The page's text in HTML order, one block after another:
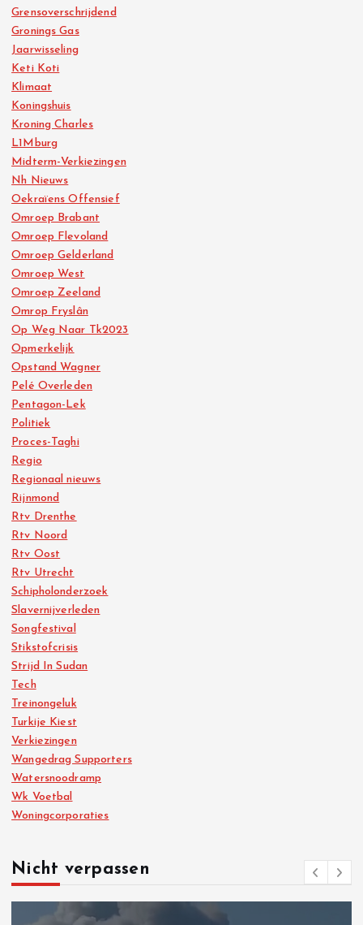
Grensoverschrijdend
Gronings Gas
Jaarwisseling
Keti Koti
Klimaat
Koningshuis
Kroning Charles
L1Mburg
Midterm-Verkiezingen
Nh Nieuws
Oekraïens Offensief
Omroep Brabant
Omroep Flevoland
Omroep Gelderland
Omroep West
Omroep Zeeland
Omrop Fryslân
Op Weg Naar Tk2023
Opmerkelijk
Opstand Wagner
Pelé Overleden
Pentagon-Lek
Politiek
Proces-Taghi
Regio
Regionaal nieuws
Rijnmond
Rtv Drenthe
Rtv Noord
Rtv Oost
Rtv Utrecht
Schipholonderzoek
Slavernijverleden
Songfestival
Stikstofcrisis
Strijd In Sudan
Tech
Treinongeluk
Turkije Kiest
Verkiezingen
Wangedrag Supporters
Watersnoodramp
Wk Voetbal
Woningcorporaties
Nicht verpassen